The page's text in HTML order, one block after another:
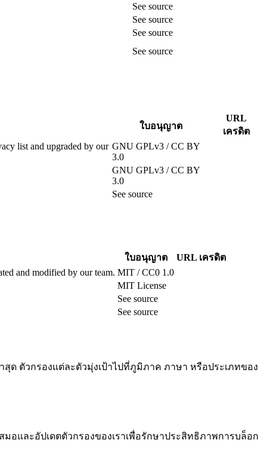
See source
See source
See source
See source
ใบอนุญาต
URL
เครดิต
list and upgraded by our GNU GPLv3 / CC BY
3.0
GNU GPLv3 / CC BY
3.0
See source
ใบอนุญาต
URL เครดิต
and modified by our team. MIT / CC0 1.0
MIT License
See source
See source
ด ตัวกรองแต่ละตัวมุ่งเป้าไปที่ภูมิภาค ภาษา หรือประเภทของ
อและอัปเดตตัวกรองของเราเพื่อรักษาประสิทธิภาพการบล็อก